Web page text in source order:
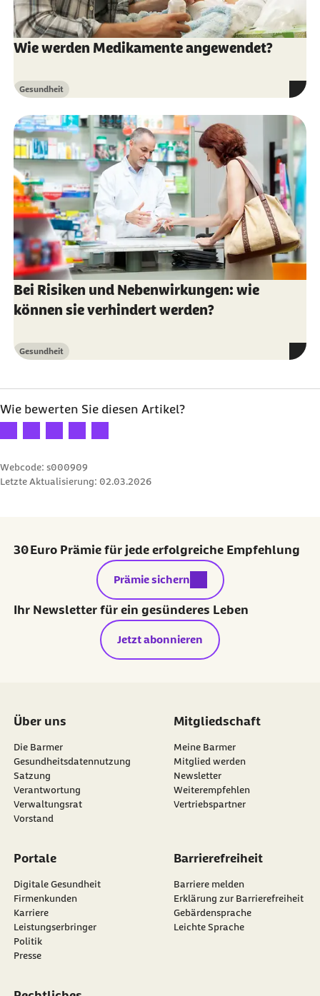
Wie werden Medikamente angewendet?
Kategorie
Gesundheit
Bei Risiken und Nebenwirkungen: wie
können sie verhindert werden?
Kategorie
Gesundheit
Wie bewerten Sie diesen Artikel?
Ihre Bewertung: 1 Stern
Ihre Bewertung: 2 Sterne
Ihre Bewertung: 3 Sterne
Ihre Bewertung: 4 Sterne
Ihre Bewertung: 5 Sterne
Webcode: s000909
Letzte Aktualisierung: 02.03.2026
30 Euro Prämie für jede erfolgreiche Empfehlung
externer Link:
Prämie sichern
Ihr Newsletter für ein gesünderes Leben
Jetzt abonnieren
Über uns
Die Barmer
Gesundheitsdatennutzung
Satzung
Verantwortung
Verwaltungsrat
Vorstand
Mitgliedschaft
Meine Barmer
Mitglied werden
Newsletter
externer Link:
Weiterempfehlen
Vertriebspartner
Portale
Digitale Gesundheit
Firmenkunden
Karriere
Leistungserbringer
Politik
Presse
Barrierefreiheit
Barriere melden
Erklärung zur Barrierefreiheit
Gebärdensprache
Leichte Sprache